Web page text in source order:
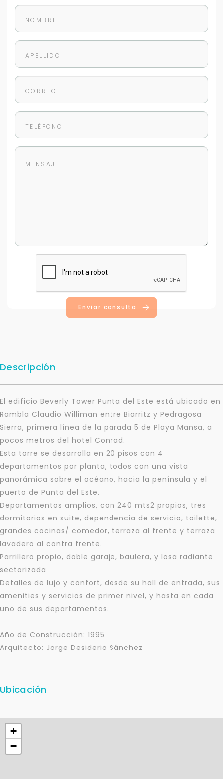
Enviar consulta
Descripción
El edificio Beverly Tower Punta del Este está ubicado en
Rambla Claudio Williman entre Biarritz y Pedragosa
Sierra, primera línea de la parada 5 de Playa Mansa, a
pocos metros del hotel Conrad.
Esta torre se desarrolla en 20 pisos con 4
departamentos por planta, todos con una vista
panorámica sobre el océano, hacia la península y el
puerto de Punta del Este.
Departamentos amplios, con 240 mts2 propios, tres
dormitorios en suite, dependencia de servicio, toilette,
grandes cocinas/ comedor, terraza al frente y terraza
lavadero al contra frente.
Parrillero propio, doble garaje, baulera, y losa radiante
sectorizada
Detalles de lujo y confort, desde su hall de entrada, sus
amenities y servicios de primer nivel, y hasta en cada
uno de sus departamentos.
Año de Construcción: 1995
Arquitecto: Jorge Desiderio Sánchez
Ubicación
+
−